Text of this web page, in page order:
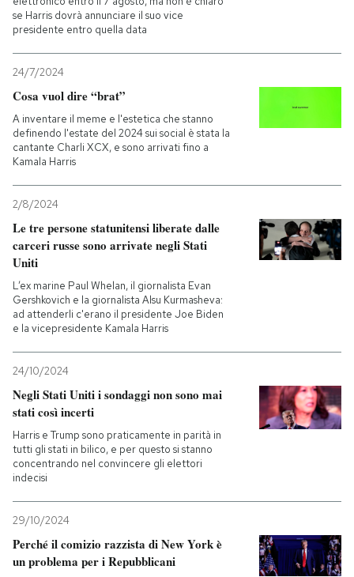
se Harris dovrà annunciare il suo vice
presidente entro quella data
24/7/2024
Cosa vuol dire “brat”
A inventare il meme e l'estetica che stanno
definendo l'estate del 2024 sui social è stata la
cantante Charli XCX, e sono arrivati fino a
Kamala Harris
2/8/2024
Le tre persone statunitensi liberate dalle
carceri russe sono arrivate negli Stati
Uniti
L’ex marine Paul Whelan, il giornalista Evan
Gershkovich e la giornalista Alsu Kurmasheva:
ad attenderli c'erano il presidente Joe Biden
e la vicepresidente Kamala Harris
24/10/2024
Negli Stati Uniti i sondaggi non sono mai
stati così incerti
Harris e Trump sono praticamente in parità in
tutti gli stati in bilico, e per questo si stanno
concentrando nel convincere gli elettori
indecisi
29/10/2024
Perché il comizio razzista di New York è
un problema per i Repubblicani